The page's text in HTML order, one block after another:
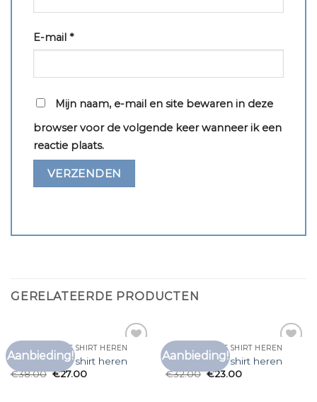
E-mail *
Mijn naam, e-mail en site bewaren in deze
browser voor de volgende keer wanneer ik een
reactie plaats.
GERELATEERDE PRODUCTEN
Aanbieding!
aan
LONG SLEEVE T SHIRT HEREN
long sleeve t shirt heren
€38.00 €27.00
Aanbieding!
aan
LONG SLEEVE T SHIRT HEREN
long sleeve t shirt heren
€32.00 €23.00